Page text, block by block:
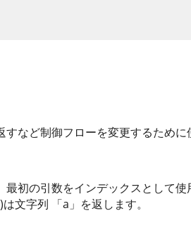
など制御フローを変更するために
初の引数をインデックスとして
文字列 「a」を返します。